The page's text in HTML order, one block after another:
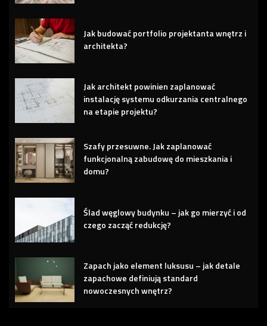
Jak budować portfolio projektanta wnętrz i
architekta?
Jak architekt powinien zaplanować
instalację systemu odkurzania centralnego
na etapie projektu?
Szafy przesuwne. Jak zaplanować
funkcjonalną zabudowę do mieszkania i
domu?
Ślad węglowy budynku – jak go mierzyć i od
czego zacząć redukcję?
Zapach jako element luksusu – jak detale
zapachowe definiują standard
nowoczesnych wnętrz?